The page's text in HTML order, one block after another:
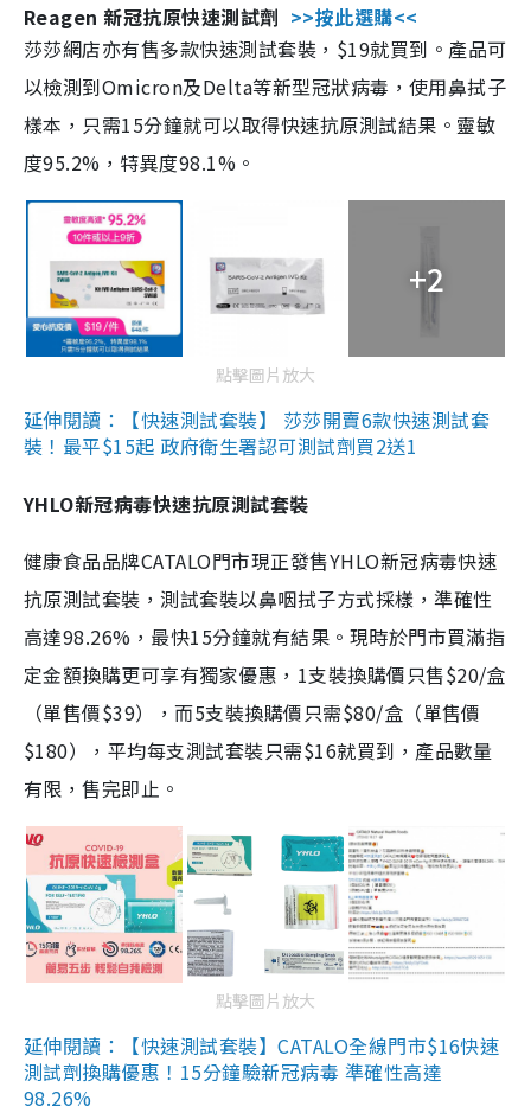
Reagen 新冠抗原快速測試劑 >>按此選購<<
莎莎網店亦有售多款快速測試套裝，$19就買到。產品可
以檢測到Omicron及Delta等新型冠狀病毒，使用鼻拭子
樣本，只需15分鐘就可以取得快速抗原測試結果。靈敏
度95.2%，特異度98.1%。
+2
點擊圖片放大
延伸閱讀：【快速測試套裝】 莎莎開賣6款快速測試套
裝！最平$15起 政府衛生署認可測試劑買2送1
YHLO新冠病毒快速抗原測試套裝
健康食品品牌CATALO門市現正發售YHLO新冠病毒快速
抗原測試套裝，測試套裝以鼻咽拭子方式採樣，準確性
高達98.26%，最快15分鐘就有結果。現時於門市買滿指
定金額換購更可享有獨家優惠，1支裝換購價只售$20/盒
（單售價$39），而5支裝換購價只需$80/盒（單售價
$180），平均每支測試套裝只需$16就買到，產品數量
有限，售完即止。
點擊圖片放大
延伸閱讀：【快速測試套裝】CATALO全線門市$16快速
測試劑換購優惠！15分鐘驗新冠病毒 準確性高達
98.26%